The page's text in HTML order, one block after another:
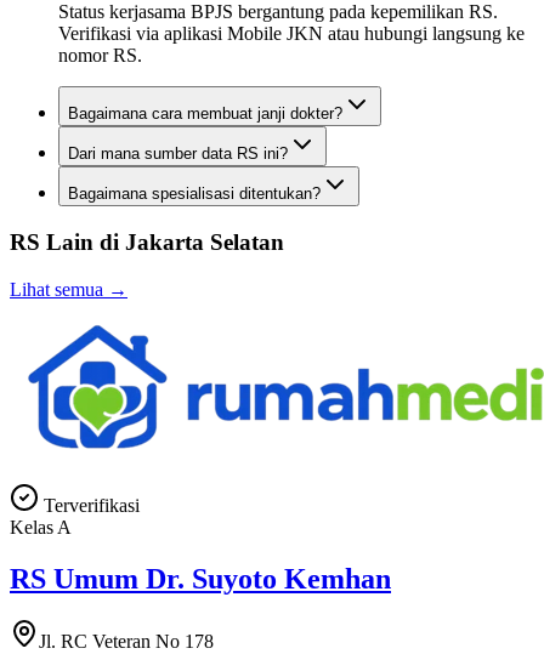
Status kerjasama BPJS bergantung pada kepemilikan RS.
Verifikasi via aplikasi Mobile JKN atau hubungi langsung ke
nomor RS.
Bagaimana cara membuat janji dokter?
Dari mana sumber data RS ini?
Bagaimana spesialisasi ditentukan?
RS Lain di Jakarta Selatan
Lihat semua →
Terverifikasi
Kelas A
RS Umum Dr. Suyoto Kemhan
Jl. RC Veteran No 178